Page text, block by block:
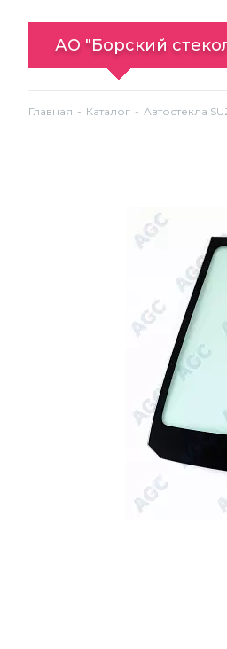
АО "Борский
Главная Каталог Автостекла